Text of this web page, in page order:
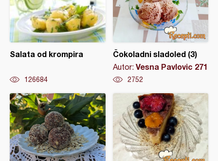
Salata od krompira
126684
Čokoladni sladoled (3)
Autor: Vesna Pavlovic 271
2752